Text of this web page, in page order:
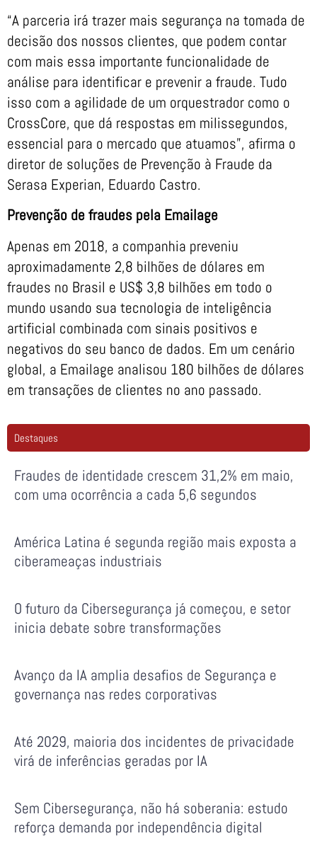
“A parceria irá trazer mais segurança na tomada de
decisão dos nossos clientes, que podem contar
com mais essa importante funcionalidade de
análise para identificar e prevenir a fraude. Tudo
isso com a agilidade de um orquestrador como o
CrossCore, que dá respostas em milissegundos,
essencial para o mercado que atuamos”, afirma o
diretor de soluções de Prevenção à Fraude da
Serasa Experian, Eduardo Castro.
Prevenção de fraudes pela Emailage
Apenas em 2018, a companhia preveniu
aproximadamente 2,8 bilhões de dólares em
fraudes no Brasil e US$ 3,8 bilhões em todo o
mundo usando sua tecnologia de inteligência
artificial combinada com sinais positivos e
negativos do seu banco de dados. Em um cenário
global, a Emailage analisou 180 bilhões de dólares
em transações de clientes no ano passado.
Destaques
Fraudes de identidade crescem 31,2% em maio,
com uma ocorrência a cada 5,6 segundos
América Latina é segunda região mais exposta a
ciberameaças industriais
O futuro da Cibersegurança já começou, e setor
inicia debate sobre transformações
Avanço da IA amplia desafios de Segurança e
governança nas redes corporativas
Até 2029, maioria dos incidentes de privacidade
virá de inferências geradas por IA
Sem Cibersegurança, não há soberania: estudo
reforça demanda por independência digital